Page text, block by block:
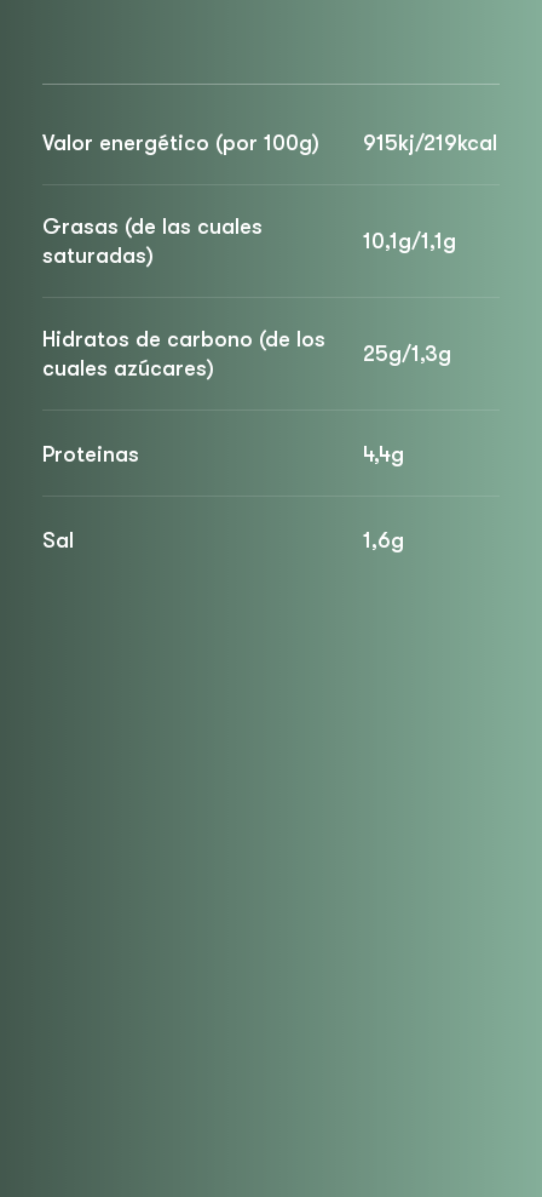
Valor energético (por 100g) 915kj/219kcal
Grasas (de las cuales
saturadas)
10,1g/1,1g
Hidratos de carbono (de los
cuales azúcares)
25g/1,3g
Proteinas 4,4g
Sal 1,6g